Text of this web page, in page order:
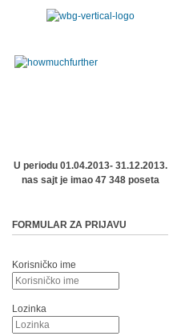
U periodu 01.04.2013- 31.12.2013.
nas sajt je imao 47 348 poseta
FORMULAR ZA PRIJAVU
Korisničko ime
Lozinka